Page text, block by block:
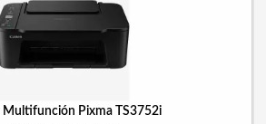
Multifunción Pixma TS3752i